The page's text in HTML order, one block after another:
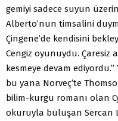
gemiyi sadece suyun
Alberto’nun timsalini
Çingene’de kendisini
Cengiz oyunuydu.
kesmeye devam
bu yana Norveç’te
bilim-kurgu romanı olan
okuruyla buluşan Sercan